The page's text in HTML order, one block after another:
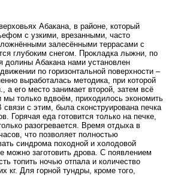
Абакана, в районе, который
с узкими, врезанными, часто
залесёнными террасами с
глубоким снегом. Прокладка лыжни, по
долины Абакана нами установлен
по горизонтальной поверхности –
выработалась методика, при которой
его место занимает второй, затем всё
только вдвоём, приходилось экономить
с этим, была сконструирована печка
Горячая еда готовится только на печке,
разогревается. Время отдыха в
что позволяет полностью
синдрома походной и холодовой
можно заготовить дрова. С появлением
топить ночью отпала и количество
кг. Для горной тундры, кроме того,